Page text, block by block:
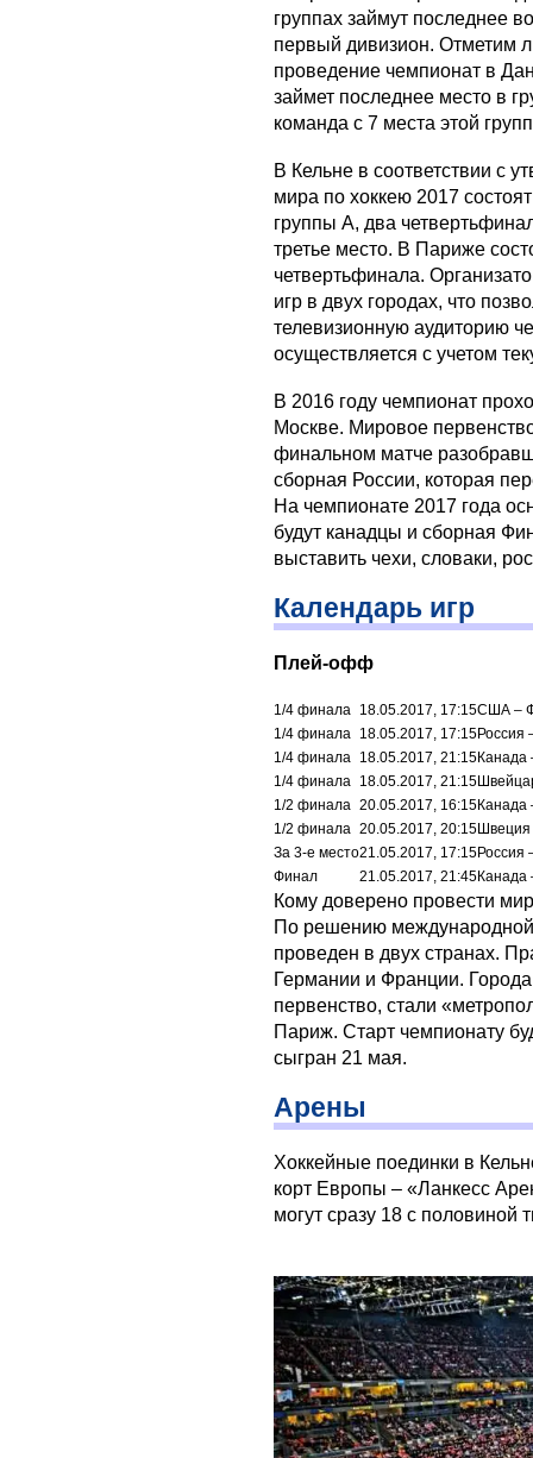
группах займут последнее
первый дивизион. Отметим
проведение чемпионат в
займет последнее место в
команда с 7 места этой
В Кельне в соответствии с
мира по хоккею 2017
группы A, два
третье место. В Париже
четвертьфинала.
игр в двух городах, что
телевизионную аудиторию
осуществляется с учетом
В 2016 году чемпионат
Москве. Мировое
финальном матче
сборная России, которая
На чемпионате 2017 года
будут канадцы и сборная
выставить чехи, словаки,
Календарь игр
Плей-офф
1/4 финала 18.05.2017, 17:15США –
1/4 финала
18.05.2017, 17:15Россия
1/4 финала
18.05.2017, 21:15Канада
1/4 финала
18.05.2017, 21:15
1/2 финала 20.05.2017, 16:15Канада
1/2 финала 20.05.2017, 20:15Швеция
За 3-е место21.05.2017, 17:15Россия
Финал
21.05.2017, 21:45Канада
Кому доверено провести
По решению
проведен в двух странах.
Германии и Франции.
первенство, стали
Париж. Старт чемпионату
сыгран 21 мая.
Арены
Хоккейные поединки в
корт Европы – «Ланкесс
могут сразу 18 с половиной